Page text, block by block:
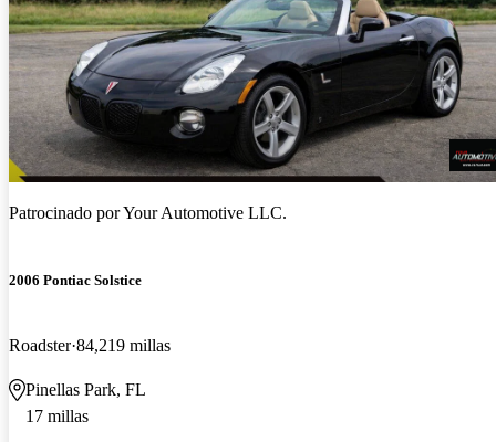
Patrocinado porYour Automotive LLC.
2006 Pontiac Solstice
Roadster 84,219 millas
Pinellas Park, FL
17 millas